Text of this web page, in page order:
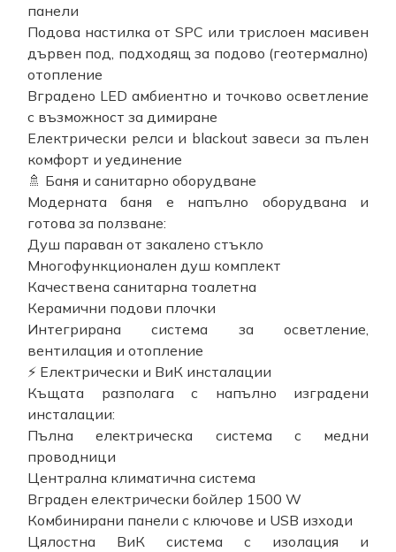
панели
Подова настилка от SPC или трислоен масивен
дървен под, подходящ за подово (геотермално)
отопление
Вградено LED амбиентно и точково осветление
с възможност за димиране
Електрически релси и blackout завеси за пълен
комфорт и уединение
🚿 Баня и санитарно оборудване
Модерната баня е напълно оборудвана и
готова за ползване:
Душ параван от закалено стъкло
Многофункционален душ комплект
Качествена санитарна тоалетна
Керамични подови плочки
Интегрирана система за осветление,
вентилация и отопление
⚡ Електрически и ВиК инсталации
Къщата разполага с напълно изградени
инсталации:
Пълна електрическа система с медни
проводници
Централна климатична система
Вграден електрически бойлер 1500 W
Комбинирани панели с ключове и USB изходи
Цялостна ВиК система с изолация и